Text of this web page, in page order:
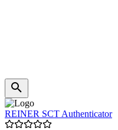
REINER SCT Authenticator